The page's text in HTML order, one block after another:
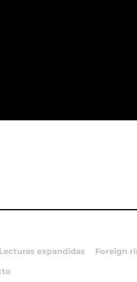
Lecturas expandidas Foreign